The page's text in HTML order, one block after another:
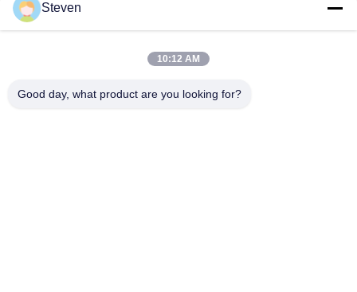
Pitch 0,5 mm Double Slotted Board To Board Connector Parte
maschile con certificato CAP UL
Segnale e alimentazione 4S4P - Maschio Blocco 50A Pini
Steven
10:12 AM
Good day, what product are you looking for?